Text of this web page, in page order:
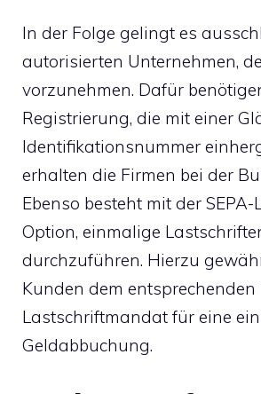
In der Folge gelingt es
autorisierten Unternehmen,
vorzunehmen. Dafür
Registrierung, die mit einer
Identifikationsnummer
erhalten die Firmen bei der
Ebenso besteht mit der
Option, einmalige
durchzuführen. Hierzu
Kunden dem entsprechenden
Lastschriftmandat für eine
Geldabbuchung.